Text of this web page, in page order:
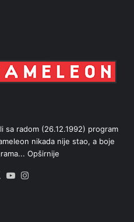
sa radom (26.12.1992) program
nikada nije stao, a boje
Opširnije
X YouTube